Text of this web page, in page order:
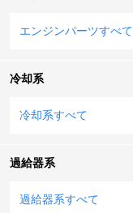
エンジンパーツすべて
冷却系
冷却系すべて
過給器系
過給器系すべて